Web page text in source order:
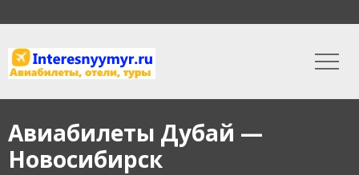
Авиабилеты Дубай —
Новосибирск